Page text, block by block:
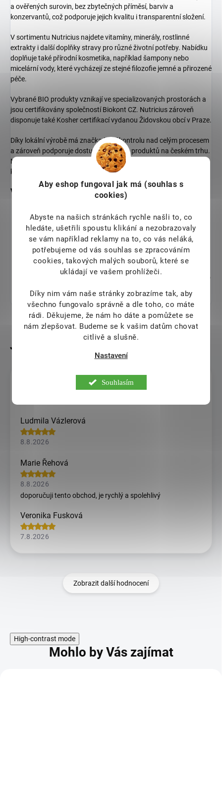
Aby eshop fungoval jak má (souhlas s
cookies)
Abyste na našich stránkách rychle našli to, co
hledáte, ušetřili spoustu klikání a nezobrazovaly
se vám například reklamy na to, co vás neláká,
potřebujeme od vás souhlas se zpracováním
cookies, takových malých souborů, které se
ukládají ve vašem prohlížeči.
Díky nim vám naše stránky zobrazíme tak, aby
všechno fungovalo správně a dle toho, co máte
rádi. Děkujeme, že nám ho dáte a pomůžete se
nám zlepšovat. Budeme se k vašim datům chovat
citlivě a slušně.
Nastavení
Souhlasím
a ověřených surovin, bez zbytečných příměsí, barviv a
konzervantů, což podporuje jejich kvalitu i transparentní složení.
V sortimentu Nutricius najdete vitamíny, minerály, rostlinné
extrakty i další doplňky stravy pro různé životní potřeby. Nabídku
doplňuje také přírodní kosmetika, například šampony nebo
micelární vody, které vycházejí ze stejné filozofie jemné a přirozené
péče.
Vybrané BIO produkty vznikají ve specializovaných prostorách a
jsou certifikovány společností Biokont CZ. Nutricius zároveň
disponuje také Kosher certifikací vydanou Židovskou obcí v Praze.
Díky lokální výrobě má značka lepší kontrolu nad celým procesem
a zároveň podporuje dostupnost svých produktů na českém trhu.
Nutricius tak spojuje přírodní složení, pečlivou výrobu a důraz na
každodenní, vědomou péči.
Vybrané produkty Nutricius
Jemná podpora péče o vlasy v každodenní rutině.
Nutricius 11 Mushroom Complex Gummies
Praktická forma směsi hub pro přirozené doplnění živin.
Nutricius Arthroboswell
Kombinace rostlinných látek vhodná do aktivního životního
Ludmila Vázlerová
8.8.2026
Marie Řehová
8.8.2026
doporučuji tento obchod, je rychlý a spolehlivý
Veronika Fusková
7.8.2026
Zobrazit další hodnocení
High-contrast mode
Mohlo by Vás zajímat